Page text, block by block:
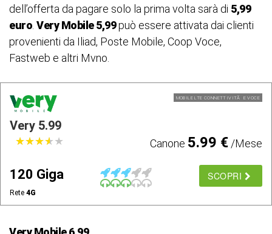
dell’offerta da pagare solo la prima volta sarà di 5,99
euro. Very Mobile 5,99può essere attivata dai clienti
provenienti da Iliad, Poste Mobile, Coop Voce,
Fastweb e altri Mvno.
MOBILE LTE CONNETTIVITÃ E VOCE
Very 5.99
★★★★★
★★★★★ Canone 5.99 €/Mese
120 Giga
Rete 4G
SCOPRI